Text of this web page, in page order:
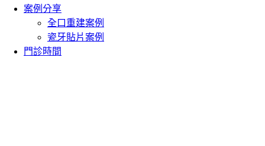
案例分享
全口重建案例
瓷牙貼片案例
門診時間